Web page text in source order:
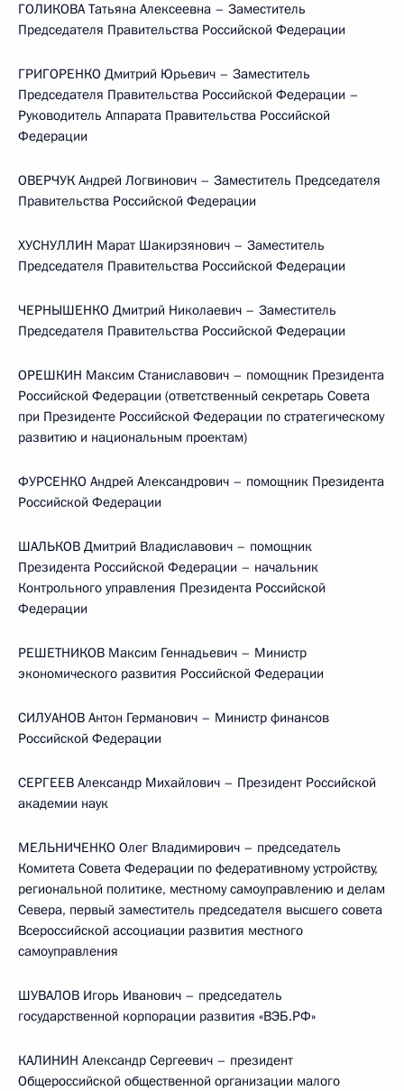
ГОЛИКОВА Татьяна Алексеевна – Заместитель
Председателя Правительства Российской Федерации
ГРИГОРЕНКО Дмитрий Юрьевич – Заместитель
Председателя Правительства Российской Федерации –
Руководитель Аппарата Правительства Российской
Федерации
ОВЕРЧУК Андрей Логвинович – Заместитель Председателя
Правительства Российской Федерации
ХУСНУЛЛИН Марат Шакирзянович – Заместитель
Председателя Правительства Российской Федерации
ЧЕРНЫШЕНКО Дмитрий Николаевич – Заместитель
Председателя Правительства Российской Федерации
ОРЕШКИН Максим Станиславович – помощник Президента
Российской Федерации (ответственный секретарь Совета
при Президенте Российской Федерации по стратегическому
развитию и национальным проектам)
ФУРСЕНКО Андрей Александрович – помощник Президента
Российской Федерации
ШАЛЬКОВ Дмитрий Владиславович – помощник
Президента Российской Федерации – начальник
Контрольного управления Президента Российской
Федерации
РЕШЕТНИКОВ Максим Геннадьевич – Министр
экономического развития Российской Федерации
СИЛУАНОВ Антон Германович – Министр финансов
Российской Федерации
СЕРГЕЕВ Александр Михайлович – Президент Российской
академии наук
МЕЛЬНИЧЕНКО Олег Владимирович – председатель
Комитета Совета Федерации по федеративному устройству,
региональной политике, местному самоуправлению и делам
Севера, первый заместитель председателя высшего совета
Всероссийской ассоциации развития местного
самоуправления
ШУВАЛОВ Игорь Иванович – председатель
государственной корпорации развития «ВЭБ.РФ»
КАЛИНИН Александр Сергеевич – президент
Общероссийской общественной организации малого